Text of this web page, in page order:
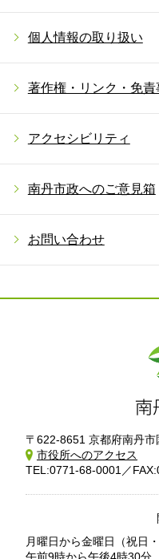
個人情報の取り扱い
著作権・リンク・免責
アクセシビリティ
南丹市政へのご意見箱
お問い合わせ
〒622-8651 京都府南丹
市役所へのアクセス
TEL:0771-68-0001／
月曜日から金曜日
（祝日
午前9時から午後4時30分